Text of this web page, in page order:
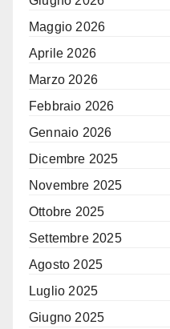
Maggio 2026
Aprile 2026
Marzo 2026
Febbraio 2026
Gennaio 2026
Dicembre 2025
Novembre 2025
Ottobre 2025
Settembre 2025
Agosto 2025
Luglio 2025
Giugno 2025